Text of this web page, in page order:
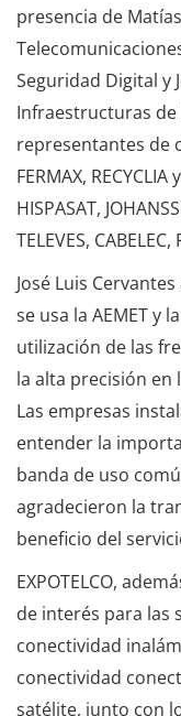
presencia de
Seguridad Digital y
Infraestructuras de
representantes de
FERMAX,
HISPASAT,
TELEVES,
José Luis
se usa la AEMET y
utilización de las
la alta precisión en
Las empresas
entender la
banda de uso
agradecieron la
beneficio del
EXPOTELCO,
de interés para las
conectividad
conectividad
satélite, junto con